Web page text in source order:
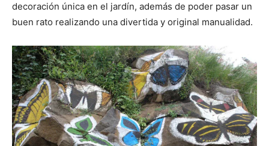
decoración única en el jardín, además de poder pasar un
buen rato realizando una divertida y original manualidad.